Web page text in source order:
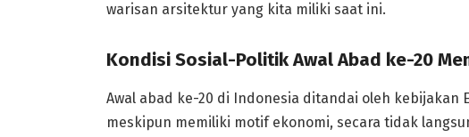
warisan arsitektur yang kita miliki saat ini.
Kondisi Sosial-Politik Awal Abad ke-20
Awal abad ke-20 di Indonesia ditandai oleh kebijakan
meskipun memiliki motif ekonomi, secara tidak